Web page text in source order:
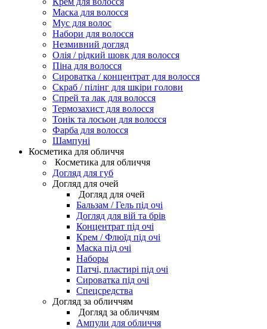
Маска для волосся
Мус для волос
Набори для волосся
Незмивний догляд
Олія / рідкий шовк для волосся
Піна для волосся
Сироватка / концентрат для волосся
Скраб / пілінг для шкіри голови
Спрей та лак для волосся
Термозахист для волосся
Тонік та лосьон для волосся
Фарба для волосся
Шампуні
Косметика для обличчя
Косметика для обличчя
Догляд для губ
Догляд для очей
Догляд для очей
Бальзам / Гель під очі
Догляд для вій та брів
Концентрат під очі
Крем / Флюїд під очі
Маска під очі
Наборы
Патчі, пластирі під очі
Сироватка під очі
Спецсредства
Догляд за обличчям
Догляд за обличчям
Ампули для обличчя